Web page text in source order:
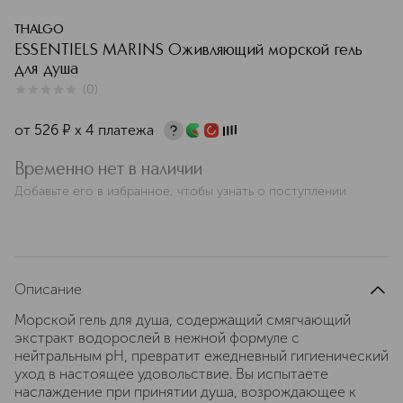
THALGO
ESSENTIELS MARINS Оживляющий морской гель
для душа
(0)
от 526 ¤ х 4 платежа
Временно нет в наличии
Добавьте его в избранное, чтобы узнать о поступлении
Описание
Морской гель для душа, содержащий смягчающий
экстракт водорослей в нежной формуле с
нейтральным pH, превратит ежедневный гигиенический
уход в настоящее удовольствие. Вы испытаете
наслаждение при принятии душа, возрождающее к